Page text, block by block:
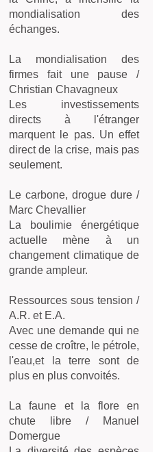
mondialisation des
échanges.
La mondialisation des
firmes fait une pause /
Christian Chavagneux
Les investissements
directs à l'étranger
marquent le pas. Un effet
direct de la crise, mais pas
seulement.
Le carbone, drogue dure /
Marc Chevallier
La boulimie énergétique
actuelle mène à un
changement climatique de
grande ampleur.
Ressources sous tension /
A.R. et E.A.
Avec une demande qui ne
cesse de croître, le pétrole,
l'eau,et la terre sont de
plus en plus convoités.
La faune et la flore en
chute libre / Manuel
Domergue